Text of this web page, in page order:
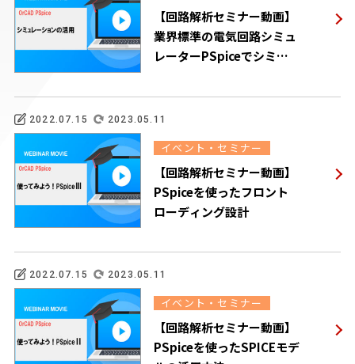
【回路解析セミナー動画】
業界標準の電気回路シミュ
レーターPSpiceでシミュ
2022.07.15 2023.05.11
イベント・セミナー
【回路解析セミナー動画】
PSpiceを使ったフロント
ローディング設計
2022.07.15 2023.05.11
イベント・セミナー
【回路解析セミナー動画】
PSpiceを使ったSPICEモデ